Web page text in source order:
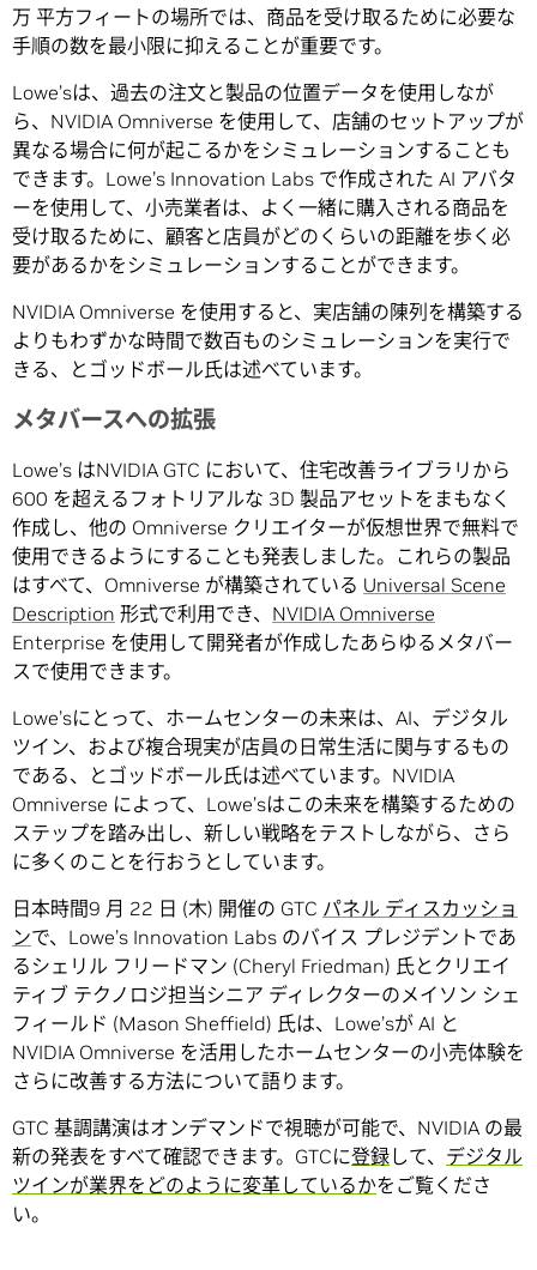
万 平方フィートの場所では、商品を受け取るために必要な
手順の数を最小限に抑えることが重要です。
Lowe’sは、過去の注文と製品の位置データを使用しなが
ら、NVIDIA Omniverse を使用して、店舗のセットアップが
異なる場合に何が起こるかをシミュレーションすることも
できます。Lowe’s Innovation Labs で作成された AI アバタ
ーを使用して、小売業者は、よく一緒に購入される商品を
受け取るために、顧客と店員がどのくらいの距離を歩く必
要があるかをシミュレーションすることができます。
NVIDIA Omniverse を使用すると、実店舗の陳列を構築する
よりもわずかな時間で数百ものシミュレーションを実行で
きる、とゴッドボール氏は述べています。
メタバースへの拡張
Lowe’s はNVIDIA GTC において、住宅改善ライブラリから
600 を超えるフォトリアルな 3D 製品アセットをまもなく
作成し、他の Omniverse クリエイターが仮想世界で無料で
使用できるようにすることも発表しました。これらの製品
はすべて、Omniverse が構築されている Universal Scene
Description 形式で利用でき、 NVIDIA Omniverse
Enterprise を使用して開発者が作成したあらゆるメタバー
スで使用できます。
Lowe’sにとって、ホームセンターの未来は、AI、デジタル
ツイン、および複合現実が店員の日常生活に関与するもの
である、とゴッドボール氏は述べています。NVIDIA
Omniverse によって、Lowe’sはこの未来を構築するための
ステップを踏み出し、新しい戦略をテストしながら、さら
に多くのことを行おうとしています。
日本時間9 月 22 日 (木) 開催の GTC パネル ディスカッショ
ンで、Lowe’s Innovation Labs のバイス プレジデントであ
るシェリル フリードマン (Cheryl Friedman) 氏とクリエイ
ティブ テクノロジ担当シニア ディレクターのメイソン シェ
フィールド (Mason Sheffield) 氏は、Lowe’sが AI と
NVIDIA Omniverse を活用したホームセンターの小売体験を
さらに改善する方法について語ります。
GTC 基調講演はオンデマンドで視聴が可能で、NVIDIA の最
新の発表をすべて確認できます。GTCに登録して、 デジタル
ツインが業界をどのように変革しているかをご覧くださ
い。